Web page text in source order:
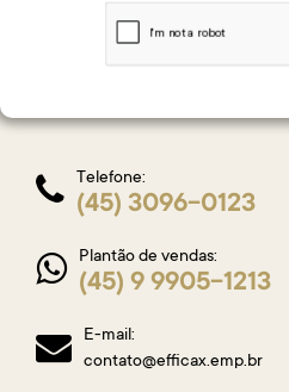
Telefone:
(45) 3096-0123
Plantão de vendas:
(45) 9 9905-1213
E-mail:
contato@efficax.emp.br